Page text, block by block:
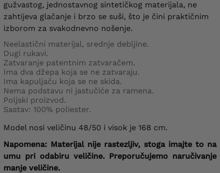
gužvastog, jednostavnog sintetičkog materijala, ne
zahtijeva glačanje i brzo se suši, što je čini praktičnim
izborom za svakodnevno nošenje.
Neelastični materijal, srednje debljine.
Dugi rukavi.
Zatvaranje patentnim zatvaračem.
Ima dva džepa koja se ne zatvaraju.
Ima kapuljaču koja se ne skida.
Nema podstavu ni jastučiće za ramena.
Poljski proizvod.
Sastav: 100% poliester.
Model nosi veličinu 48/50 i visok je 168 cm.
Napomena: Materijal nije rastezljiv, stoga imajte to na
umu pri odabiru veličine. Preporučujemo naručivanje
manje veličine.